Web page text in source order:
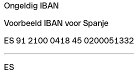
Ongeldig IBAN
Voorbeeld IBAN voor Spanje
ES 91 2100 0418 45 0200051332
ES